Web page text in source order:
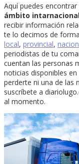
Aquí puedes
ámbito
recibir información
te lo decimos de
local, provincial,
periodistas de tu
cuentan las personas
noticias disponibles
perderte ni una de las
suscríbete a
al momento.